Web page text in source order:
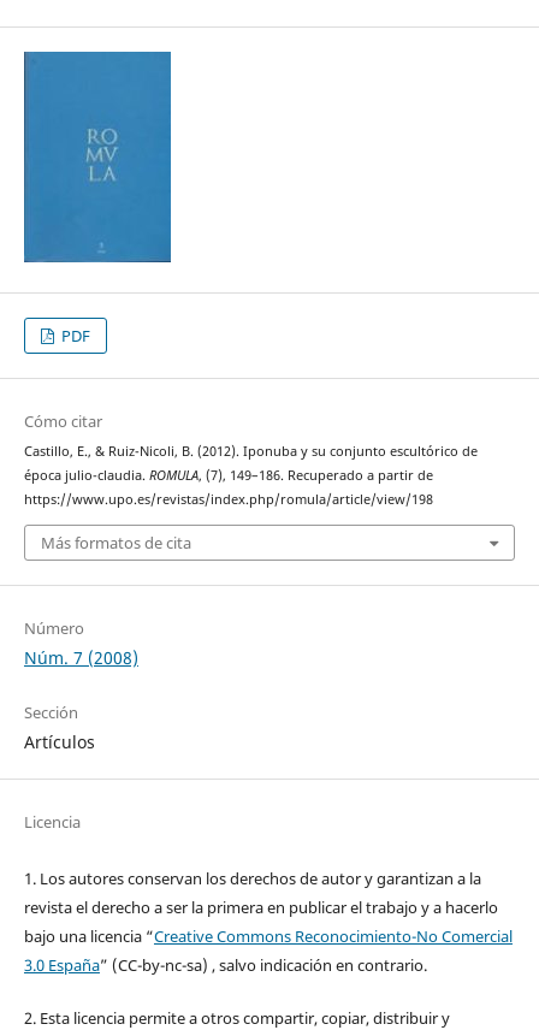
PDF
Cómo citar
Castillo, E., & Ruiz-Nicoli, B. (2012). Iponuba y su conjunto escultórico de
época julio-claudia. ROMULA, (7), 149–186. Recuperado a partir de
https://www.upo.es/revistas/index.php/romula/article/view/198
Más formatos de cita
Número
Núm. 7 (2008)
Sección
Artículos
Licencia
1. Los autores conservan los derechos de autor y garantizan a la
revista el derecho a ser la primera en publicar el trabajo y a hacerlo
bajo una licencia “Creative Commons Reconocimiento-No Comercial
3.0 España” (CC-by-nc-sa) , salvo indicación en contrario.
2. Esta licencia permite a otros compartir, copiar, distribuir y